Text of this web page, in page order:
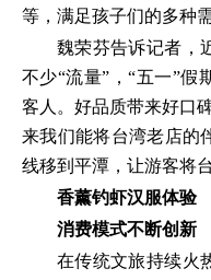
等，满足孩子们的多种
魏荣芬告诉记者，
不少“流量”，“五一”假
客人。好品质带来好口
来我们能将台湾老店的
线移到平潭，让游客将
香薰钓虾汉服体验
消费模式不断创新
在传统文旅持续火